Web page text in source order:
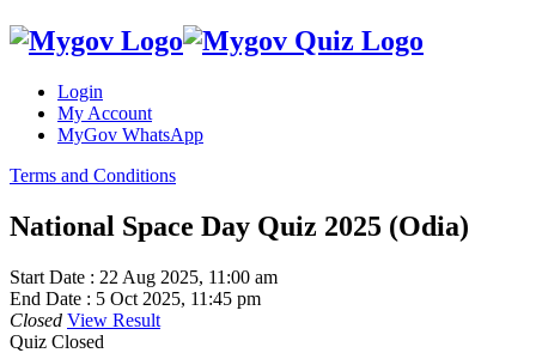
Login
My Account
MyGov WhatsApp
Terms and Conditions
National Space Day Quiz 2025 (Odia)
Start Date : 22 Aug 2025, 11:00 am
End Date : 5 Oct 2025, 11:45 pm
Closed View Result
Quiz Closed